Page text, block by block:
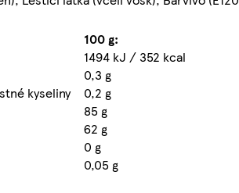
100 g:
1494 kJ / 352 kcal
0,3 g
kyseliny
0,2 g
85 g
62 g
0 g
0,05 g